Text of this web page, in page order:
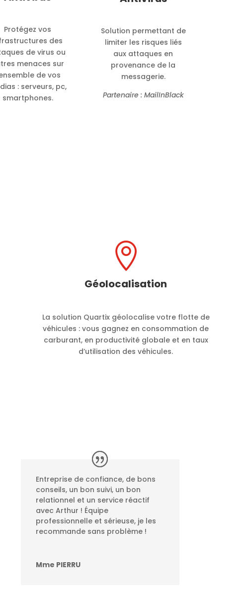
Protégez vos
des
de virus ou
menaces sur
de vos
: serveurs, pc,
smartphones.
Solution permettant de
limiter les risques liés
aux attaques en
provenance de la
messagerie.
Partenaire : MailInBlack

Géolocalisation
La solution Quartix géolocalise votre flotte de
véhicules : vous gagnez en consommation de
carburant, en productivité globale et en taux
d’utilisation des véhicules.
Entreprise de confiance, de bons
conseils, un bon suivi, un bon
relationnel et un service réactif
avec Arthur ! Équipe
professionnelle et sérieuse, je les
recommande sans problème !
Mme PIERRU